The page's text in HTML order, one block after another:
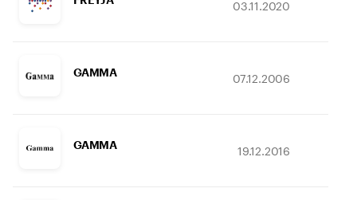
03.11.2020
GAMMA 07.12.2006
GAMMA 19.12.2016